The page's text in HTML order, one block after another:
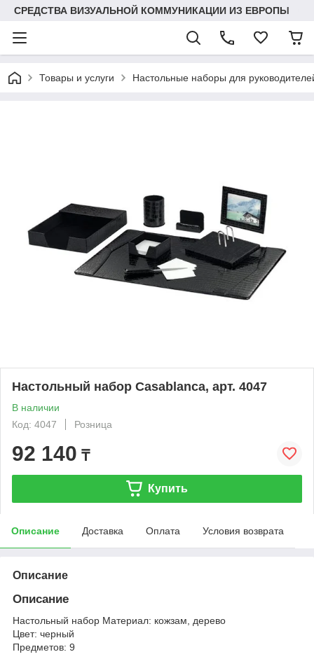
СРЕДСТВА ВИЗУАЛЬНОЙ КОММУНИКАЦИИ ИЗ ЕВРОПЫ
Товары и услуги Настольные наборы для
Настольный набор Casablanca, арт. 4047
В наличии
Код: 4047
Розница
92 140 ₸
Купить
Описание Доставка Оплата Условия возврата
Описание
Описание
Настольный набор Материал: кожзам, дерево
Цвет: черный
Предметов: 9